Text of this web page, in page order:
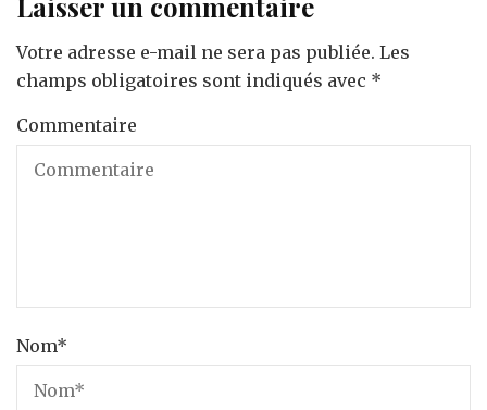
Votre adresse e-mail ne sera pas publiée. Les
champs obligatoires sont indiqués avec *
Commentaire
Nom*